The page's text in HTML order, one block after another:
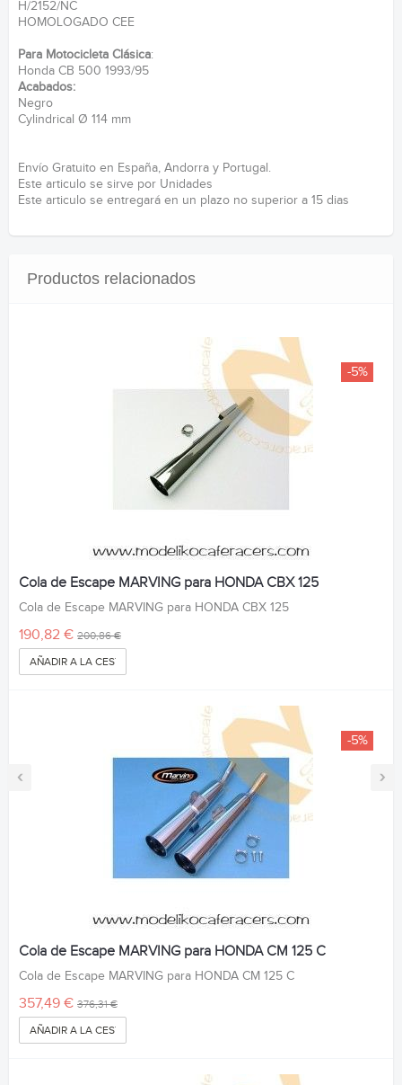
H/2152/NC
HOMOLOGADO CEE
Para Motocicleta Clásica:
Honda CB 500 1993/95
Acabados:
Negro
Cylindrical Ø 114 mm
Envío Gratuito en España, Andorra y Portugal.
Este articulo se sirve por Unidades
Este articulo se entregará en un plazo no superior a 15 dias
Productos relacionados
‹ ›
-5%
Cola de Escape MARVING para HONDA CBX 125
Cola de Escape MARVING para HONDA CBX 125
190,82 € 200,86 €
AÑADIR A LA CESTA
-5%
Cola de Escape MARVING para HONDA CM 125 C
Cola de Escape MARVING para HONDA CM 125 C
357,49 € 376,31 €
AÑADIR A LA CESTA